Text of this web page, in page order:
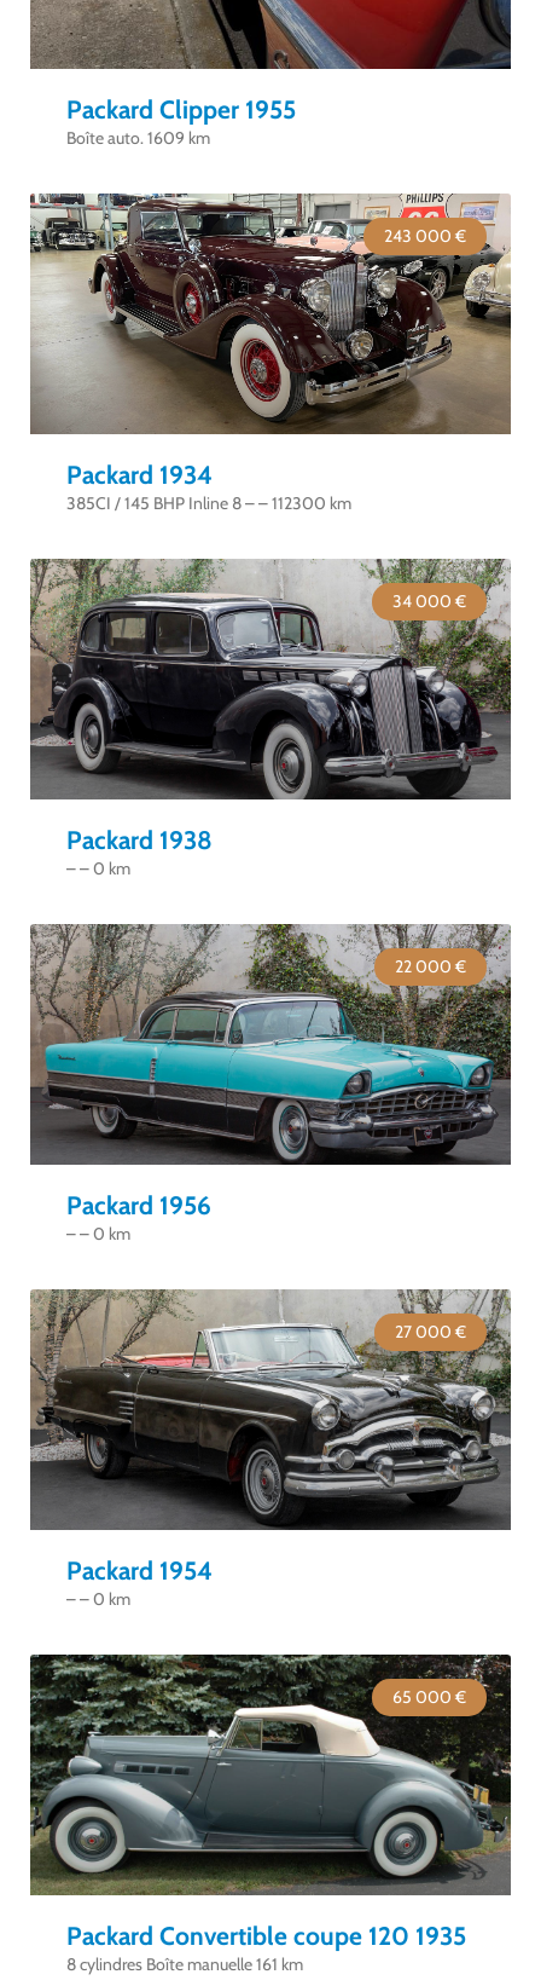
Packard Clipper 1955
Boîte auto. 1609 km
243 000 €
Packard 1934
385CI / 145 BHP Inline 8 – – 112300 km
34 000 €
Packard 1938
– – 0 km
22 000 €
Packard 1956
– – 0 km
27 000 €
Packard 1954
– – 0 km
65 000 €
Packard Convertible coupe 120 1935
8 cylindres Boîte manuelle 161 km